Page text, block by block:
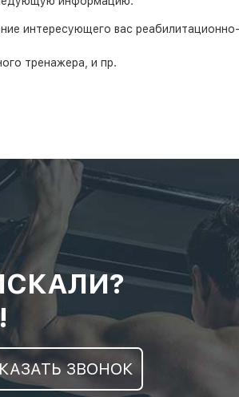
интересующего вас
тренажера, и пр.
ЗВОНОК